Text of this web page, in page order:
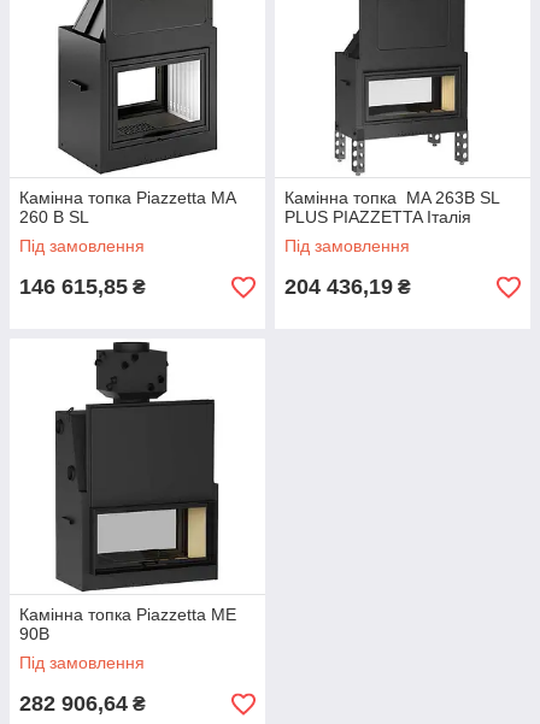
Камінна топка Piazzetta MA
260 B SL
Під замовлення
146 615,85 ₴
Камінна топка MA 263B SL
PLUS PIAZZETTA Італія
Під замовлення
204 436,19 ₴
Камінна топка Piazzetta ME
90B
Під замовлення
282 906,64 ₴